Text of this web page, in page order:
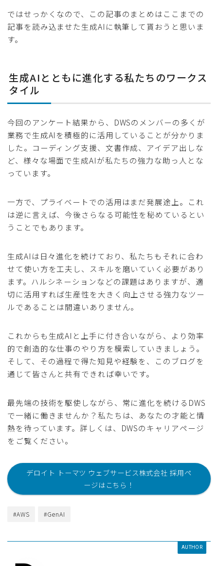
ではせっかくなので、この記事のまとめはここまでの
記事を読み込ませた生成AIに執筆して貰おうと思いま
す。
生成AIとともに進化する私たちのワークス
タイル
今回のアンケート結果から、DWSのメンバーの多くが
業務で生成AIを積極的に活用していることが分かりま
した。コーディング支援、文書作成、アイデア出しな
ど、様々な場面で生成AIが私たちの強力な助っ人とな
っています。
一方で、プライベートでの活用はまだ発展途上。これ
は逆に言えば、今後さらなる可能性を秘めているとい
うことでもあります。
生成AIは日々進化を続けており、私たちもそれに合わ
せて使い方を工夫し、スキルを磨いていく必要があり
ます。ハルシネーションなどの課題はありますが、適
切に活用すれば生産性を大きく向上させる強力なツー
ルであることは間違いありません。
これからも生成AIと上手に付き合いながら、より効率
的で創造的な仕事のやり方を模索していきましょう。
そして、その過程で得た知見や経験を、このブログを
通じて皆さんと共有できれば幸いです。
最先端の技術を駆使しながら、常に進化を続けるDWS
で一緒に働きませんか？私たちは、あなたの才能と情
熱を待っています。詳しくは、DWSのキャリアページ
をご覧ください。
デロイト トーマツ ウェブサービス株式会社 採用ペ
ージはこちら！
#AWS #GenAI
AUTHOR